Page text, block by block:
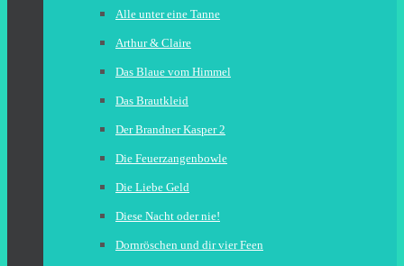
Alle unter eine Tanne
Arthur & Claire
Das Blaue vom Himmel
Das Brautkleid
Der Brandner Kasper 2
Die Feuerzangenbowle
Die Liebe Geld
Diese Nacht oder nie!
Dornröschen und dir vier Feen